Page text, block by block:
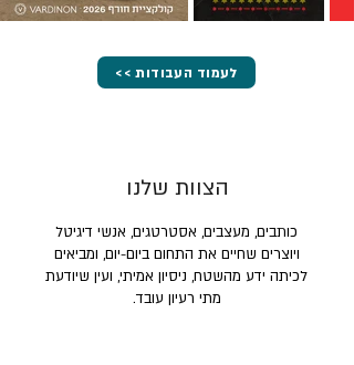
<< לעמוד העבודות
הצוות שלנו
כותבים, מעצבים, אסטרטגים, אנשי דיגיטל
ויוצרים שחיים את התחום ביום-יום, ומביאים
לכיתה ידע מהשטח, ניסיון אמיתי, ועין שיודעת
מתי רעיון עובד.